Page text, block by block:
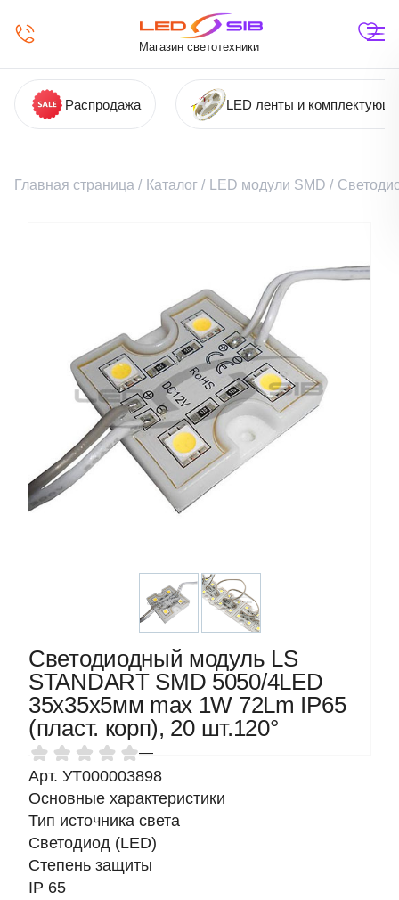
Магазин светотехники
Распродажа LED ленты и
Главная страница / Каталог / LED модули SMD /
Светодиодный модуль LS
STANDART SMD 5050/4LED
35х35х5мм max 1W 72Lm IP65
(пласт. корп), 20 шт.120°
—
Арт. УТ000003898
Основные характеристики
Тип источника света
Светодиод (LED)
Степень защиты
IP 65